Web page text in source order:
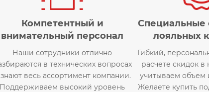
Компетентный и
внимательный персонал
Наши сотрудники отлично
в технических вопросах
весь ассортимент компании.
Поддерживаем высокий уровень
Специальные
лояльных
Гибкий,
расчете скидок в
учитываем объем
Желаете купить